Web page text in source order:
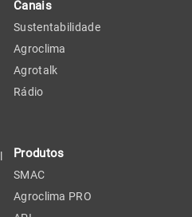
Canais
Sustentabilidade
Agroclima
Agrotalk
Rádio
Produtos
SMAC
Agroclima PRO